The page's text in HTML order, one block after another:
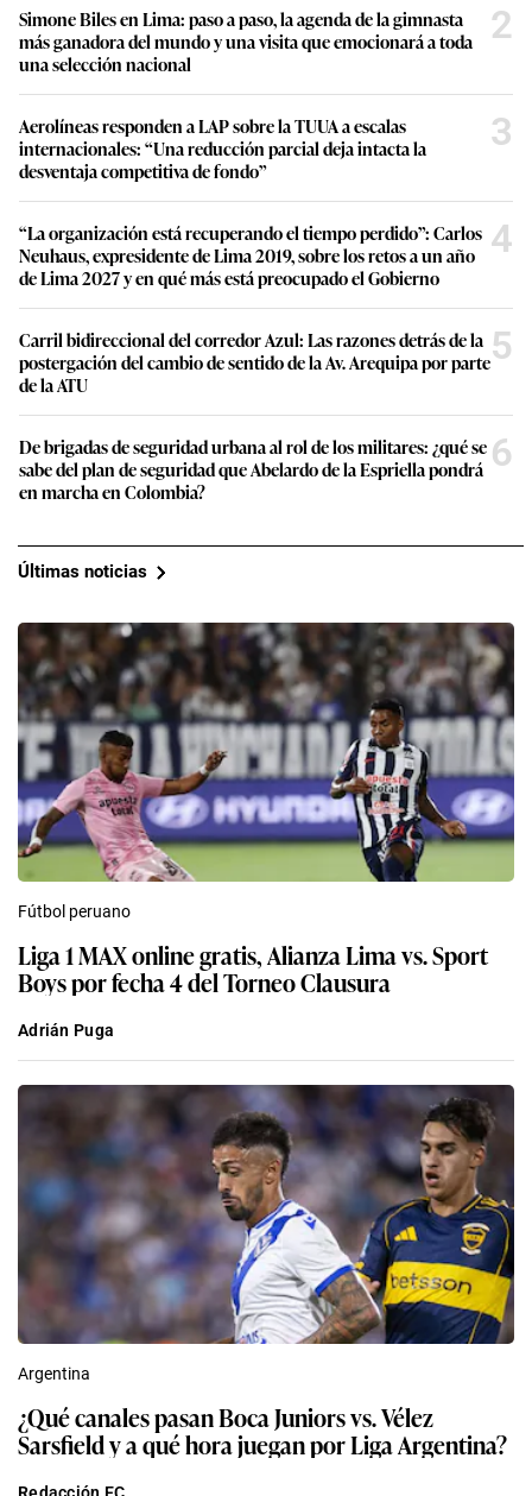
Simone Biles en Lima: paso a paso, la agenda de la gimnasta
más ganadora del mundo y una visita que emocionará a toda
una selección nacional
2
Aerolíneas responden a LAP sobre la TUUA a escalas
internacionales: “Una reducción parcial deja intacta la
desventaja competitiva de fondo”
3
“La organización está recuperando el tiempo perdido”: Carlos
Neuhaus, expresidente de Lima 2019, sobre los retos a un año
de Lima 2027 y en qué más está preocupado el Gobierno
4
Carril bidireccional del corredor Azul: Las razones detrás de la
postergación del cambio de sentido de la Av. Arequipa por parte
de la ATU
5
De brigadas de seguridad urbana al rol de los militares: ¿qué se
sabe del plan de seguridad que Abelardo de la Espriella pondrá
en marcha en Colombia?
6
Últimas noticias
Fútbol peruano
Liga 1 MAX online gratis, Alianza Lima vs. Sport
Boys por fecha 4 del Torneo Clausura
Adrián Puga
Argentina
¿Qué canales pasan Boca Juniors vs. Vélez
Sarsfield y a qué hora juegan por Liga Argentina?
Redacción EC